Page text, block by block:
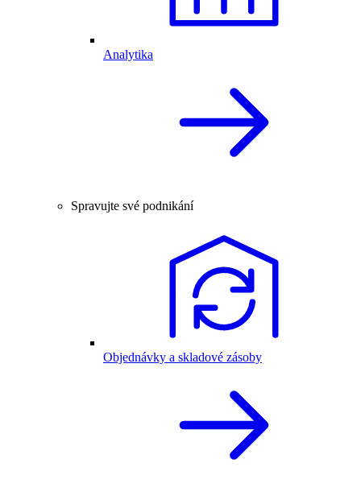
Analytika
Spravujte své podnikání
Objednávky a skladové zásoby